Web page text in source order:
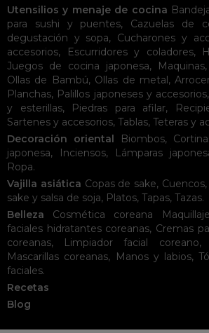
Utensilios y menaje de cocina
para sushi y puentes, Cazuelas de
degustación y sopa, Cucharones y
accesorios, Escurridores y coladores,
Juegos de cocina japonesa, Maquinas,
Ollas de Bambú, Ollas de metal,
Planchas, Palillos japoneses y accesorios,
y esterillas, Piedras para afilar,
Sartenes y accesorios, Tablas, Teteras y
Decoración oriental
Biombos,
japonesa, Inciensos, Lámparas
Ropa.
Vajilla asiática Copas de sake, Cuencos,
sake y salsa de soja, Platos, Tapas, Tazas.
Belleza
Cosmética coreana
faciales hidratantes coreanas, Cremas
coreanas, Limpiador facial coreano,
Mascarillas coreanas, Manos y labios,
faciales.
Recetas
Blog